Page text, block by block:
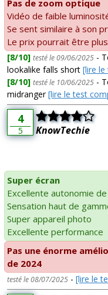
Pas de zoom optique
Vidéo de faible
Se sent similaire à son
Le prix pourrait être
[8/10] testé le 09/06/2025 -
lookalike falls short [lire
[8/10] testé le 10/06/2025 -
midranger[lire le test
4
5 KnowTechie
Super écran
Excellente autonomie
Sensation haut de
Super appareil photo
Excellente performance
Pas une énorme
de 2024
testé le 08/07/2025 - [lire le